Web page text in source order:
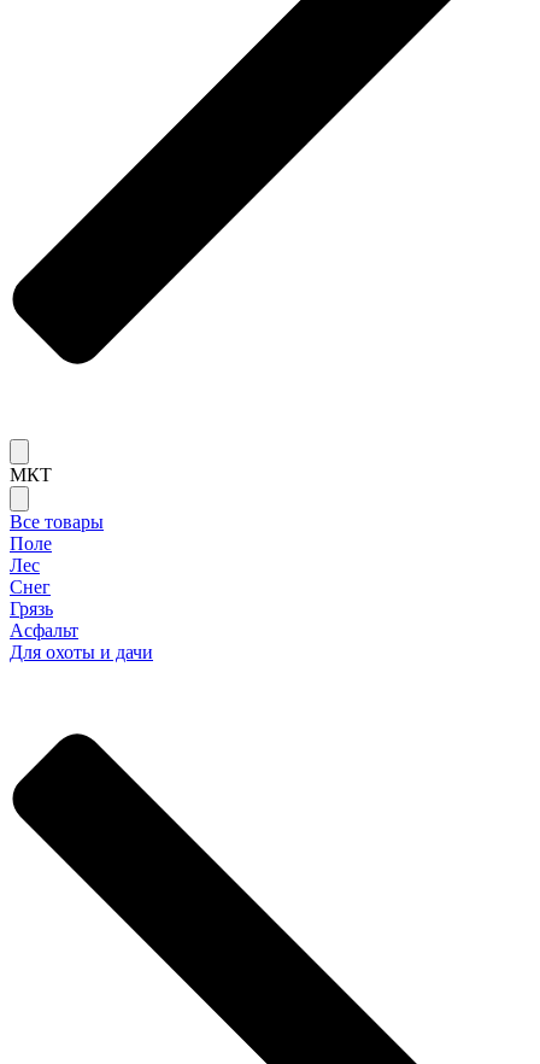
МКТ
Все товары
Поле
Лес
Снег
Грязь
Асфальт
Для охоты и дачи